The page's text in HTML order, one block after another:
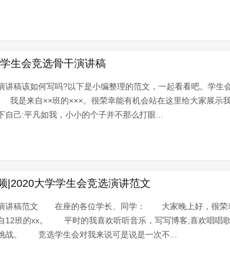
生会竞选骨干演讲稿
讲稿该如何写吗?以下是小编整理的范文，一起看看吧。学
来自××班的×××。很荣幸能有机会站在这里给大家展示我
己:平凡如我，小小的个子并不那么打眼...
|2020大学学生会竞选演讲范文
演讲稿范文 在座的各位学长、同学： 大家晚上好，很
12班的xx。 平时的我喜欢听听音乐，写写博客;喜欢唱唱
战。 竞选学生会对我来说可是说是一次不...